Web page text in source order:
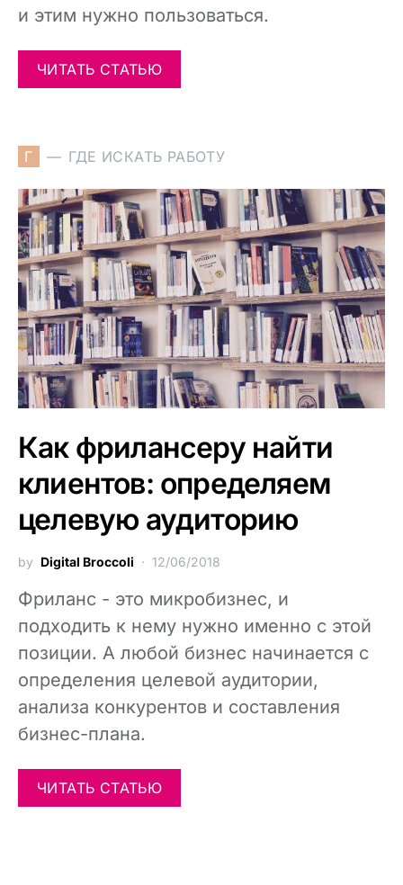
и этим нужно пользоваться.
ЧИТАТЬ СТАТЬЮ
Г ГДЕ ИСКАТЬ РАБОТУ
Как фрилансеру найти
клиентов: определяем
целевую аудиторию
by Digital Broccoli 12/06/2018
Фриланс - это микробизнес, и
подходить к нему нужно именно с этой
позиции. А любой бизнес начинается с
определения целевой аудитории,
анализа конкурентов и составления
бизнес-плана.
ЧИТАТЬ СТАТЬЮ